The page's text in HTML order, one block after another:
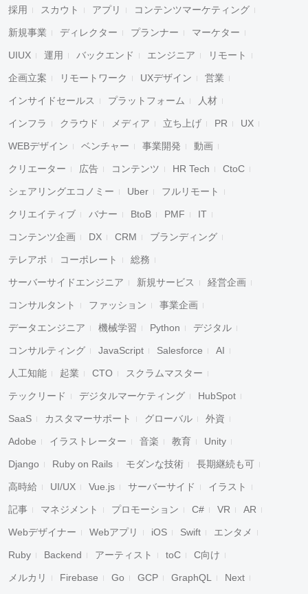
採用 スカウト アプリ コンテンツマーケティング
新規事業 ディレクター プランナー マーケター
UIUX 運用 バックエンド エンジニア リモート
企画立案 リモートワーク UXデザイン 営業
インサイドセールス プラットフォーム 人材
インフラ クラウド メディア 立ち上げ PR UX
WEBデザイン ベンチャー 事業開発 動画
クリエーター 広告 コンテンツ HR Tech CtoC
シェアリングエコノミー Uber フルリモート
クリエイティブ バナー BtoB PMF IT
コンテンツ企画 DX CRM ブランディング
テレアポ コーポレート 総務
サーバーサイドエンジニア 新規サービス 経営企画
コンサルタント ファッション 事業企画
データエンジニア 機械学習 Python デジタル
コンサルティング JavaScript Salesforce AI
人工知能 起業 CTO スクラムマスター
テックリード デジタルマーケティング HubSpot
SaaS カスタマーサポート グローバル 外資
Adobe イラストレーター 音楽 教育 Unity
Django Ruby on Rails モダンな技術 長期継続も可
高時給 UI/UX Vue.js サーバーサイド イラスト
記事 マネジメント プロモーション C# VR AR
Webデザイナー Webアプリ iOS Swift エンタメ
Ruby Backend アーティスト toC C向け
メルカリ Firebase Go GCP GraphQL Next